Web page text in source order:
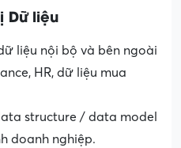
Dữ liệu
liệu nội bộ và bên ngoài
HR, dữ liệu mua
structure / data model
doanh nghiệp.